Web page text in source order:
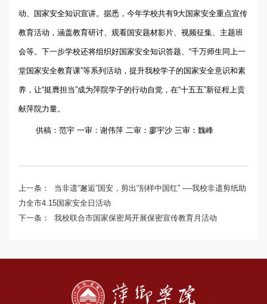
动、国家安全知识宣讲。据悉，今年学校共有9大国家安全重点宣传
教育活动，涵盖教育研讨、观看国安题材影片、视频征集、主题班
会等。下一步学校还将组织好国家安全知识答题、“千万师生同上一
堂国家安全教育课”等系列活动，提升我校学子的国家安全意识和素
养，让“挺膺担当”成为萍院学子的行动自觉，在“十五五”新征程上贡
献萍院力量。
供稿：范宇 一审：谢伟萍 二审：廖宇沙 三审：魏峰
上一条：
当非遗“邂逅”国安，剪出“别样中国红” ----我校非遗剪纸助
力全市4.15国家安全日活动
下一条：
我校联合市国家保密局开展保密宣传教育月活动